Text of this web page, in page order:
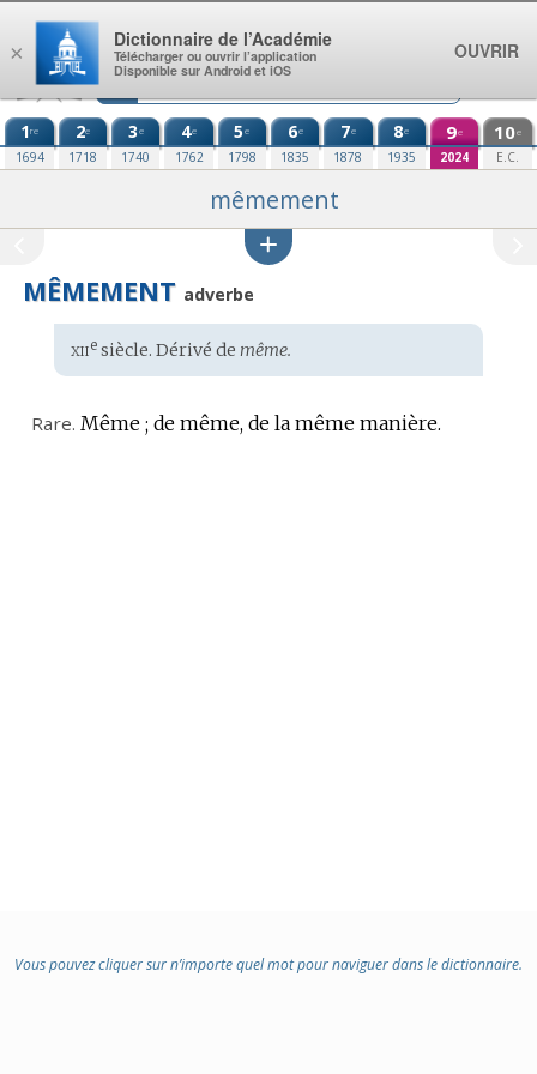
Aller au contenu
1re
1694
2e
1718
3e
1740
4e
1762
5e
1798
6e
1835
7e
1878
8e
1935
9e
2024
10e
E.C.
mêmement
MÊMEMENT adverbe
Étymologie
:
xiiesiècle. Dérivé de même.
Rare. Même ; de même, de la même manière.
Vous pouvez cliquer sur n’importe quel mot pour naviguer dans le dictionnaire.
×
Dictionnaire de l’Académie
Télécharger ou ouvrir l’application
Disponible sur Android et iOS
OUVRIR